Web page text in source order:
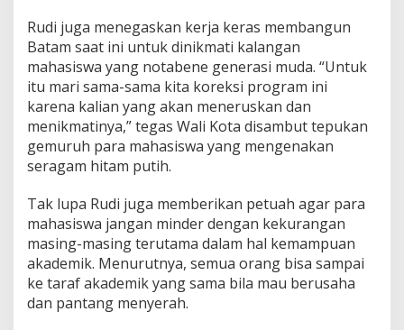
Rudi juga menegaskan kerja keras membangun
Batam saat ini untuk dinikmati kalangan
mahasiswa yang notabene generasi muda. “Untuk
itu mari sama-sama kita koreksi program ini
karena kalian yang akan meneruskan dan
menikmatinya,” tegas Wali Kota disambut tepukan
gemuruh para mahasiswa yang mengenakan
seragam hitam putih.
Tak lupa Rudi juga memberikan petuah agar para
mahasiswa jangan minder dengan kekurangan
masing-masing terutama dalam hal kemampuan
akademik. Menurutnya, semua orang bisa sampai
ke taraf akademik yang sama bila mau berusaha
dan pantang menyerah.